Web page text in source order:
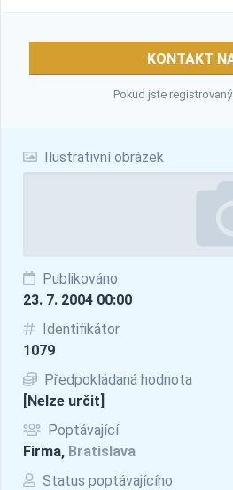
Ilustrativní obrázek
Publikováno
23. 7. 2004 00:00
Identifikátor
1079
Předpokládaná hodnota
[Nelze určit]
Poptávající
Firma, Bratislava
Status poptávajícího
KONTAKT
Pokud jste